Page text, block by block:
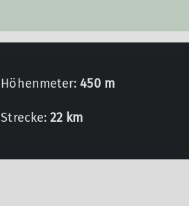
Höhenmeter:450 m
Strecke:22 km